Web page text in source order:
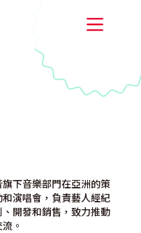
下音樂部門在亞洲的策
演唱會，負責藝人經紀
開發和銷售，致力推動
。